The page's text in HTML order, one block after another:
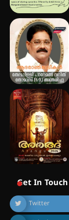
Get In Touch
Twitter